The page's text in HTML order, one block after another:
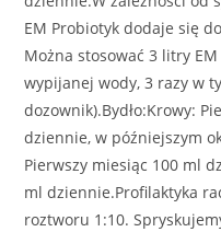
EM Probiotyk dodaje się
Można stosować 3 litry
wypijanej wody, 3 razy w
dozownik).Bydło:Krowy:
dziennie, w późniejszym
Pierwszy miesiąc 100 ml
ml dziennie.Profilaktyka
roztworu 1:10.